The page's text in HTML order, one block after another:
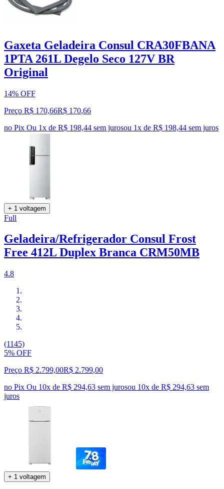
Gaxeta Geladeira Consul CRA30FBANA
1PTA 261L Degelo Seco 127V BR
Original
14% OFF
Preço R$ 170,66R$ 170,66
no Pix Ou 1x de R$ 198,44 sem jurosou 1x de R$ 198,44 sem juros
+ 1 voltagem
Full
Geladeira/Refrigerador Consul Frost
Free 412L Duplex Branca CRM50MB
4.8
(1145)
5% OFF
Preço R$ 2.799,00R$ 2.799,00
no Pix Ou 10x de R$ 294,63 sem jurosou 10x de R$ 294,63 sem
juros
+ 1 voltagem